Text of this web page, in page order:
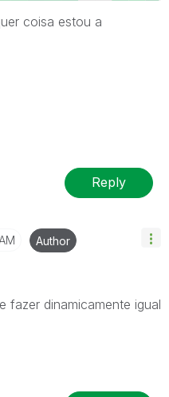
coisa estou a
Reply
Author
fazer dinamicamente igual